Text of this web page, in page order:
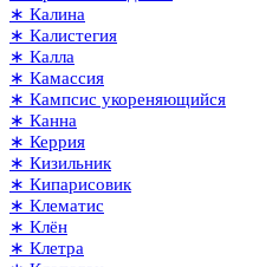
∗ Калина
∗ Калистегия
∗ Калла
∗ Камассия
∗ Кампсис укореняющийся
∗ Канна
∗ Керрия
∗ Кизильник
∗ Кипарисовик
∗ Клематис
∗ Клён
∗ Клетра